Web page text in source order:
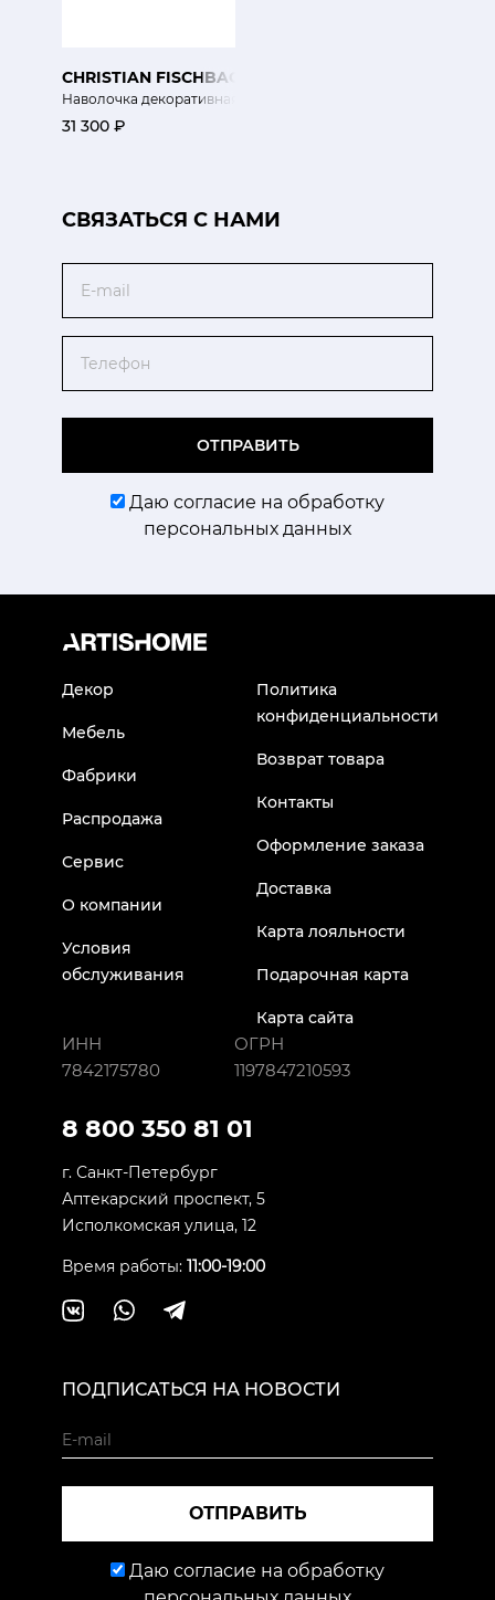
CHRISTIAN FISCHBACHER
Наволочка декоративная Ботаника
31 300 ₽
CВЯЗАТЬСЯ С НАМИ
ОТПРАВИТЬ
Даю согласие на обработку
персональных данных
Декор
Мебель
Фабрики
Распродажа
Сервис
О компании
Условия
обслуживания
Политика
конфиденциальности
Возврат товара
Контакты
Оформление заказа
Доставка
Карта лояльности
Подарочная карта
Карта сайта
ИНН
7842175780
ОГРН
1197847210593
8 800 350 81 01
г. Санкт-Петербург
Аптекарский проспект, 5
Исполкомская улица, 12
Время работы: 11:00-19:00
ПОДПИСАТЬСЯ НА НОВОСТИ
ОТПРАВИТЬ
Даю согласие на обработку